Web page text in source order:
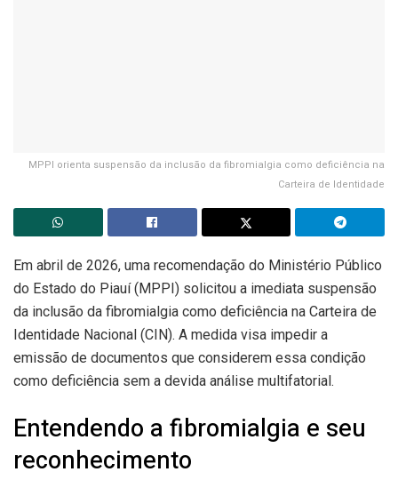
MPPI orienta suspensão da inclusão da fibromialgia como deficiência na
Carteira de Identidade
Em abril de 2026, uma recomendação do Ministério Público
do Estado do Piauí (MPPI) solicitou a imediata suspensão
da inclusão da fibromialgia como deficiência na Carteira de
Identidade Nacional (CIN). A medida visa impedir a
emissão de documentos que considerem essa condição
como deficiência sem a devida análise multifatorial.
Entendendo a fibromialgia e seu
reconhecimento